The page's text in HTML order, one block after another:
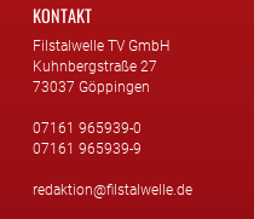
KONTAKT
Filstalwelle TV GmbH
Kuhnbergstraße 27
73037 Göppingen
07161 965939-0
07161 965939-9
redaktion@filstalwelle.de